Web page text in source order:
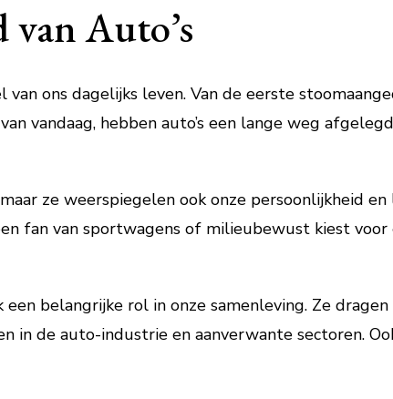
van Auto’s
ons dagelijks leven. Van de eerste
vandaag, hebben auto’s een lange weg
ze weerspiegelen ook onze persoonlijkheid en
fan van sportwagens of milieubewust kiest voor
belangrijke rol in onze samenleving. Ze dragen
in de auto-industrie en aanverwante sectoren.